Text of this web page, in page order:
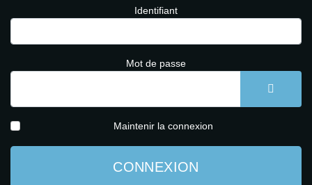
Identifiant
Mot de passe
Maintenir la connexion
CONNEXION